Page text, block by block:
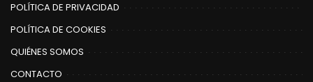
POLÍTICA DE PRIVACIDAD
POLÍTICA DE COOKIES
QUIÉNES SOMOS
CONTACTO